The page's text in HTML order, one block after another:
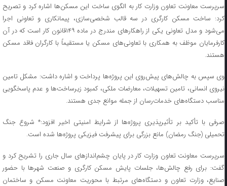
سرپرست معاونت تعاون وزارت کار به الگوی ساخت این مسکن‌ها اشاره کرد و تصریح
کرد: ساخت مسکن کارگری در سه قالب شخصی‌سازی، پیمانکاری و تعاونی اجرا
می‌شود و مدل تعاونی یکی از راهکارهای مندرج در ماده ۱۴۹قانون کار است که در آن
کارفرمایان موظف به همکاری با تعاونی‌های مسکن یا مستقیماً با کارگران فاقد مسکن
هستند.
وی سپس به چالش‌های پیش‌روی این پروژه‌ها پرداخت و اشاره داشت: مشکل تامین
نیروی انسانی، تامین تسهیلات، معارضات ملکی، کمبود زیرساخت‌ها و عدم پاسخگویی
مناسب دستگاه‌های خدمات‌رسان از جمله موانع جدی هستند.
صرفی با تأکید بر تأثیرپذیری پروژه‌ها از شرایط امنیتی اخیر افزود:* شروع جنگ
تحمیلی (جنگ رمضان) مانع بزرگی برای پیشرفت فیزیکی پروژه‌ها شده است.
سرپرست معاونت تعاون وزارت کار در پایان چشم‌اندازهای سال جاری را تشریح کرد و
گفت: برای رفع چالش‌ها، جلسات پایش مسکن کارگری و صنعت شهرها با حضور
صنایع، وزارت تعاون و دستگاه‌های مرتبط با محوریت معاونت مسکن و ساختمان